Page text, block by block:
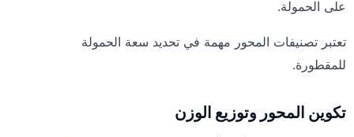
على الحمولة.
تعتبر تصنيفات المحور مهمة في تحديد سعة الحمولة
للمقطورة.
تكوين المحور وتوزيع الوزن